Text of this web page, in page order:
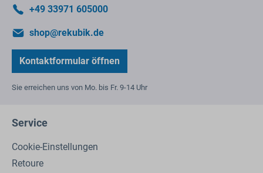
+49 33971 605000
shop@rekubik.de
Kontaktformular öffnen
Sie erreichen uns von Mo. bis Fr. 9-14 Uhr
Service
Cookie-Einstellungen
Retoure